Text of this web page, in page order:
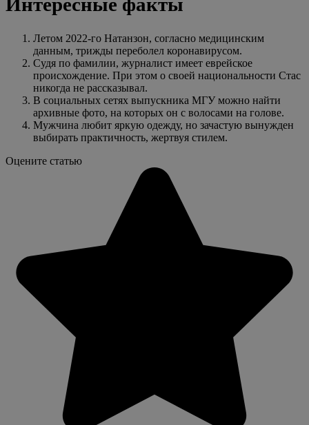
Летом 2022-го Натанзон, согласно медицинским
данным, трижды переболел коронавирусом.
Судя по фамилии, журналист имеет еврейское
происхождение. При этом о своей национальности Стас
никогда не рассказывал.
В социальных сетях выпускника МГУ можно найти
архивные фото, на которых он с волосами на голове.
Мужчина любит яркую одежду, но зачастую вынужден
выбирать практичность, жертвуя стилем.
Оцените статью